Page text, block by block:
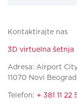
Kontaktirajte nas
3D virtuelna šetnja
Adresa: Airport City
11070 Novi
Telefon: + 381 11 22